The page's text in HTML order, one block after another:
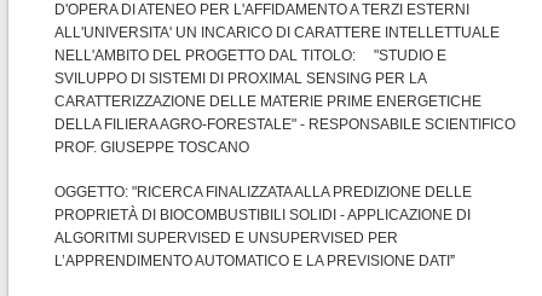
D'OPERA DI ATENEO PER L'AFFIDAMENTO A TERZI ESTERNI
ALL'UNIVERSITA' UN INCARICO DI CARATTERE INTELLETTUALE
NELL'AMBITO DEL PROGETTO DAL TITOLO: "STUDIO E
SVILUPPO DI SISTEMI DI PROXIMAL SENSING PER LA
CARATTERIZZAZIONE DELLE MATERIE PRIME ENERGETICHE
DELLA FILIERA AGRO-FORESTALE" - RESPONSABILE SCIENTIFICO
PROF. GIUSEPPE TOSCANO
OGGETTO: "RICERCA FINALIZZATA ALLA PREDIZIONE DELLE
PROPRIETÀ DI BIOCOMBUSTIBILI SOLIDI - APPLICAZIONE DI
ALGORITMI SUPERVISED E UNSUPERVISED PER
L’APPRENDIMENTO AUTOMATICO E LA PREVISIONE DATI”